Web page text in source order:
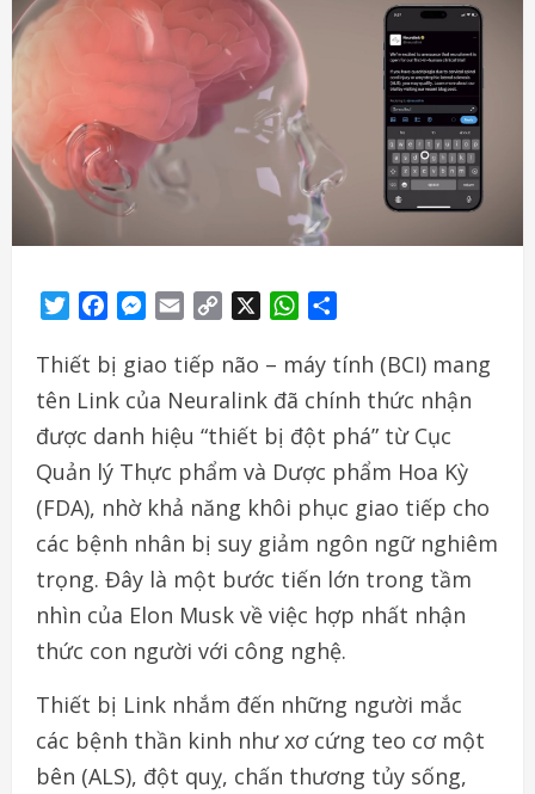
TwitterFacebookMessenger
Email
Copy
WhatsApp
Thiết bị giao tiếp não – máy tính (BCI) mang
tên Link của Neuralink đã chính thức nhận
được danh hiệu “thiết bị đột phá” từ Cục
Quản lý Thực phẩm và Dược phẩm Hoa Kỳ
(FDA), nhờ khả năng khôi phục giao tiếp cho
các bệnh nhân bị suy giảm ngôn ngữ nghiêm
trọng. Đây là một bước tiến lớn trong tầm
nhìn của Elon Musk về việc hợp nhất nhận
thức con người với công nghệ.
Thiết bị Link nhắm đến những người mắc
các bệnh thần kinh như xơ cứng teo cơ một
bên (ALS), đột quỵ, chấn thương tủy sống,